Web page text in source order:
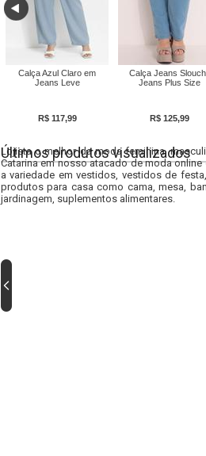
Calça Azul Claro em
Jeans Leve
R$ 117,99
Calça Jeans
Jeans Plus Size
R$ 125,99
Últimos produtos visualizados
Lojista o melhor da moda feminina,
Catarina em nosso atacado de moda
a variedade em vestidos, vestidos de
produtos para casa como cama, mesa,
jardinagem, suplementos alimentares.